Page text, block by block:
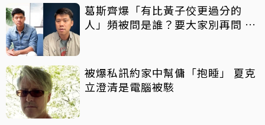
葛斯齊爆「有比黃子佼更過分的
人」頻被問是誰？要大家別再問 稱
被爆私訊約家中幫傭「抱睡」 夏克
立澄清是電腦被駭